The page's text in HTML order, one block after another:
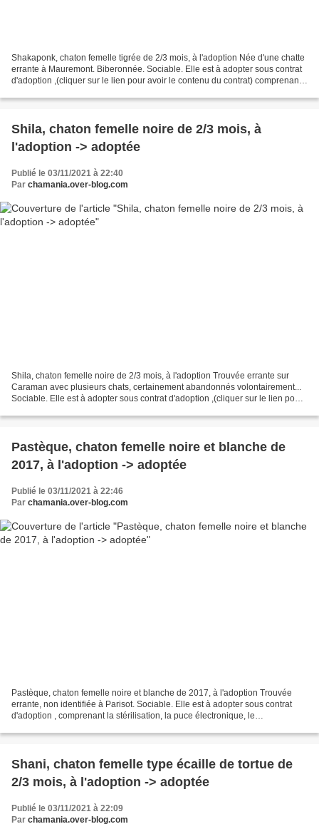
Shakaponk, chaton femelle tigrée de 2/3 mois, à l'adoption Née d'une chatte
errante à Mauremont. Biberonnée. Sociable. Elle est à adopter sous contrat
d'adoption ,(cliquer sur le lien pour avoir le contenu du contrat) comprenant
Shila, chaton femelle noire de 2/3 mois, à
l'adoption -> adoptée
Publié le 03/11/2021 à 22:40
Par chamania.over-blog.com
Shila, chaton femelle noire de 2/3 mois, à l'adoption Trouvée errante sur
Caraman avec plusieurs chats, certainement abandonnés volontairement...
Sociable. Elle est à adopter sous contrat d'adoption ,(cliquer sur le lien pour
Pastèque, chaton femelle noire et blanche de
2017, à l'adoption -> adoptée
Publié le 03/11/2021 à 22:46
Par chamania.over-blog.com
Pastèque, chaton femelle noire et blanche de 2017, à l'adoption Trouvée
errante, non identifiée à Parisot. Sociable. Elle est à adopter sous contrat
d'adoption , comprenant la stérilisation, la puce électronique, le
Shani, chaton femelle type écaille de tortue de
2/3 mois, à l'adoption -> adoptée
Publié le 03/11/2021 à 22:09
Par chamania.over-blog.com